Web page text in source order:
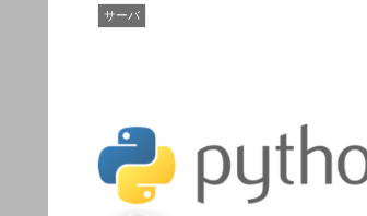
サーバ